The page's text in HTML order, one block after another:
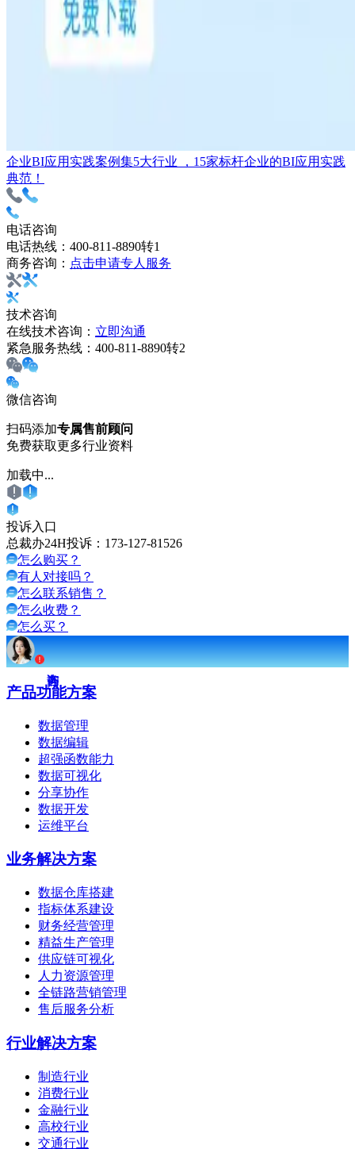
企业BI应用实践案例集5大行业 ，15家标杆企业的BI应用实践
典范！
电话咨询
电话热线： 400-811-8890转1
商务咨询： 点击申请专人服务
技术咨询
在线技术咨询： 立即沟通
紧急服务热线： 400-811-8890转2
微信咨询
扫码添加专属售前顾问
免费获取更多行业资料
加载中...
投诉入口
总裁办24H投诉： 173-127-81526
怎么购买？
有人对接吗？
怎么联系销售？
怎么收费？
怎么买？
产品功能方案
数据管理
数据编辑
超强函数能力
数据可视化
分享协作
数据开发
运维平台
业务解决方案
数据仓库搭建
指标体系建设
财务经营管理
精益生产管理
供应链可视化
人力资源管理
全链路营销管理
售后服务分析
行业解决方案
制造行业
消费行业
金融行业
高校行业
交通行业